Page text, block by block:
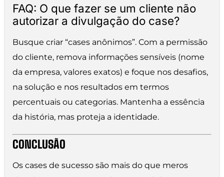
FAQ: O que fazer se um cliente não
autorizar a divulgação do case?
Busque criar “cases anônimos”. Com a permissão
do cliente, remova informações sensíveis (nome
da empresa, valores exatos) e foque nos desafios,
na solução e nos resultados em termos
percentuais ou categorias. Mantenha a essência
da história, mas proteja a identidade.
CONCLUSÃO
Os cases de sucesso são mais do que meros